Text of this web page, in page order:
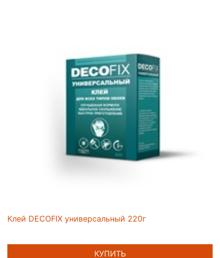
Клей DECOFIX универсальный 220г
КУПИТЬ